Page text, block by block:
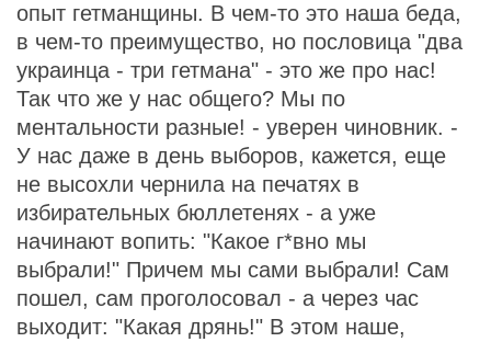
опыт гетманщины. В чем-то это наша беда,
в чем-то преимущество, но пословица "два
украинца - три гетмана" - это же про нас!
Так что же у нас общего? Мы по
ментальности разные! - уверен чиновник. -
У нас даже в день выборов, кажется, еще
не высохли чернила на печатях в
избирательных бюллетенях - а уже
начинают вопить: "Какое г*вно мы
выбрали!" Причем мы сами выбрали! Сам
пошел, сам проголосовал - а через час
выходит: "Какая дрянь!" В этом наше,